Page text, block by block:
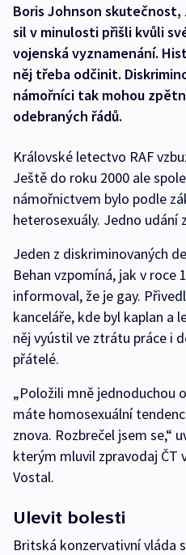
Boris Johnson
sil v minulosti přišli kvůli
vojenská vyznamenání.
něj třeba odčinit.
námořníci tak mohou
odebraných řádů.
Královské letectvo RAF
Ještě do roku 2000 ale
námořnictvem bylo podle
heterosexuály. Jedno udání
Jeden z diskriminovaných
Behan vzpomíná, jak v roce
informoval, že je gay.
kanceláře, kde byl kaplan a
něj vyústil ve ztrátu práce i
přátelé.
„Položili mně jednoduchou
máte homosexuální
znova. Rozbrečel jsem se,“
kterým mluvil zpravodaj ČT
Vostal.
Ulevit bolesti
Britská konzervativní vláda